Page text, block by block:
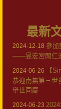
最新
2024-12-18 參加
——昱宏宮闕仁
2024-06-26
【
恭迎南無第三世
舉世同慶
2024-06-23